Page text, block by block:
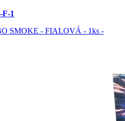
F-1
SMOKE - FIALOVÁ - 1ks -